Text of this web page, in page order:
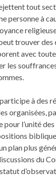
tout
personne à
trouver des
avec
les
à des
organisées,
pour l’unité
plan plus
du